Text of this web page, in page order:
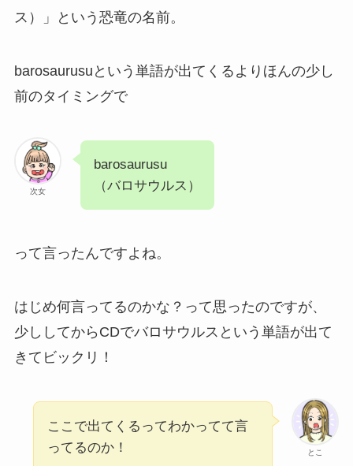
ス）」という恐竜の名前。
barosaurusuという単語が出てくるよりほんの少し
前のタイミングで
次女
barosaurusu
（バロサウルス）
って言ったんですよね。
はじめ何言ってるのかな？って思ったのですが、
少ししてからCDでバロサウルスという単語が出て
きてビックリ！
とこ
ここで出てくるってわかってて言
ってるのか！